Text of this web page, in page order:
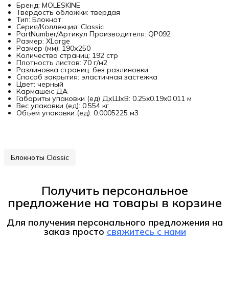
Бренд: MOLESKINE
Твердость обложки: твердая
Тип: Блокнот
Серия/Коллекция: Classic
PartNumber/Артикул Производителя: QP092
Размер: XLarge
Размер (мм): 190х250
Количество страниц: 192 стр
Плотность листов: 70 г/м2
Разлиновка страниц: без разлиновки
Способ закрытия: эластичная застежка
Цвет: черный
Кармашек: ДА
Габариты упаковки (ед) ДхШхВ: 0.25x0.19x0.011 м
Вес упаковки (ед): 0.554 кг
Объем упаковки (ед): 0.0005225 м3
Блокноты Classic
Получить персональное
предложение на товары в корзине
Для получения персонального предложения на
заказ просто свяжитесь с нами